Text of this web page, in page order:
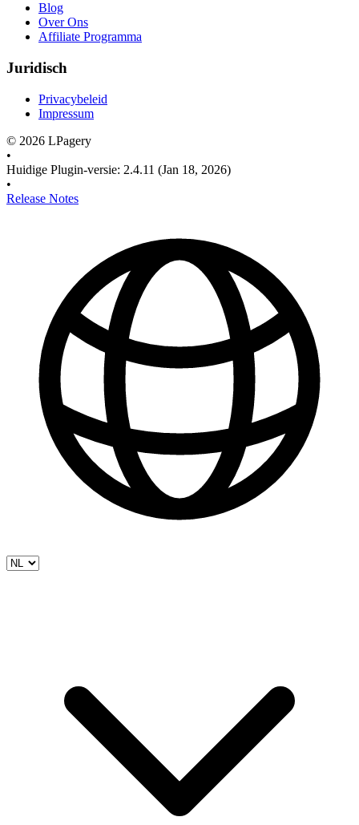
Blog
Over Ons
Affiliate Programma
Juridisch
Privacybeleid
Impressum
© 2026 LPagery
•
Huidige Plugin-versie: 2.4.11 (Jan 18, 2026)
•
Release Notes